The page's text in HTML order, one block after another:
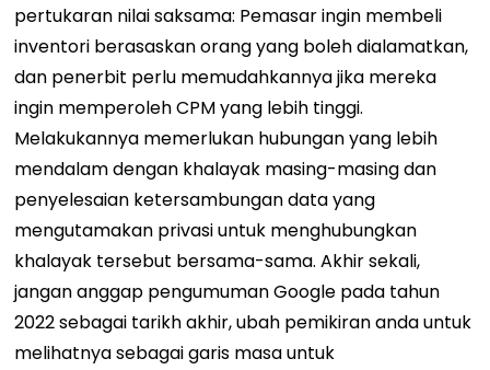
pertukaran nilai saksama: Pemasar ingin membeli
inventori berasaskan orang yang boleh dialamatkan,
dan penerbit perlu memudahkannya jika mereka
ingin memperoleh CPM yang lebih tinggi.
Melakukannya memerlukan hubungan yang lebih
mendalam dengan khalayak masing-masing dan
penyelesaian ketersambungan data yang
mengutamakan privasi untuk menghubungkan
khalayak tersebut bersama-sama. Akhir sekali,
jangan anggap pengumuman Google pada tahun
2022 sebagai tarikh akhir, ubah pemikiran anda untuk
melihatnya sebagai garis masa untuk